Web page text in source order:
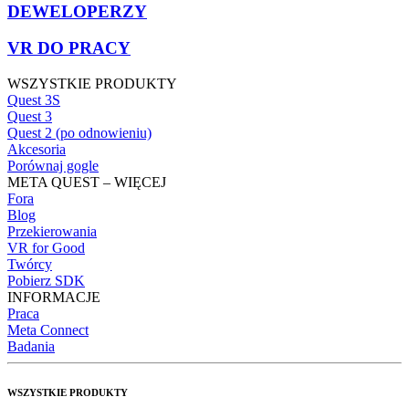
DEWELOPERZY
VR DO PRACY
WSZYSTKIE PRODUKTY
Quest 3S
Quest 3
Quest 2 (po odnowieniu)
Akcesoria
Porównaj gogle
META QUEST – WIĘCEJ
Fora
Blog
Przekierowania
VR for Good
Twórcy
Pobierz SDK
INFORMACJE
Praca
Meta Connect
Badania
WSZYSTKIE PRODUKTY